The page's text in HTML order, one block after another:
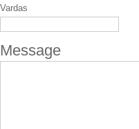
Vardas
Message